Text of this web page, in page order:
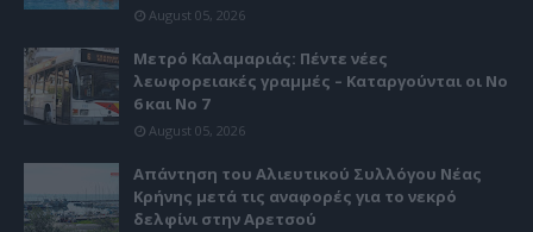
August 05, 2026
Μετρό Καλαμαριάς: Πέντε νέες
λεωφορειακές γραμμές – Καταργούνται οι Νο
6 και Νο 7
August 05, 2026
Απάντηση του Αλιευτικού Συλλόγου Νέας
Κρήνης μετά τις αναφορές για το νεκρό
δελφίνι στην Αρετσού